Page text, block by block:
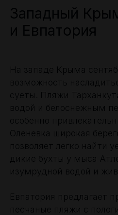
Западный
и Евпатория
На западе Крыма
возможность
суеты. Пляжи
водой и белоснежным
особенно
Оленевка широкая
позволяет легко найти
дикие бухты у мыса
изумрудной водой и
Евпатория предлагает
песчаные пляжи с